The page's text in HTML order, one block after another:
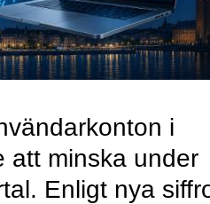
i
att minska under
Enligt nya